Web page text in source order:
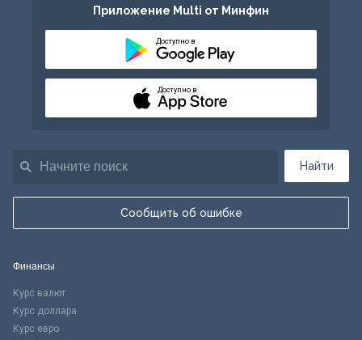
Найти
Сообщить об ошибке
Приложение Multi от Минфин
Доступно в
Доступно в
Финансы
Курс валют
Курс доллара
Курс евро